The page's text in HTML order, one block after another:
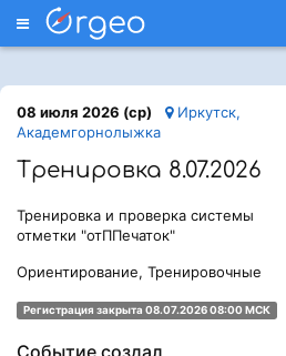
Меню
08 июля 2026 (ср)
Иркутск,
Академгорнолыжка
Тренировка 8.07.2026
Тренировка и проверка системы
отметки "отППечаток"
Ориентирование, Тренировочные
Регистрация закрыта 08.07.2026 08:00 МСК
Событие создал